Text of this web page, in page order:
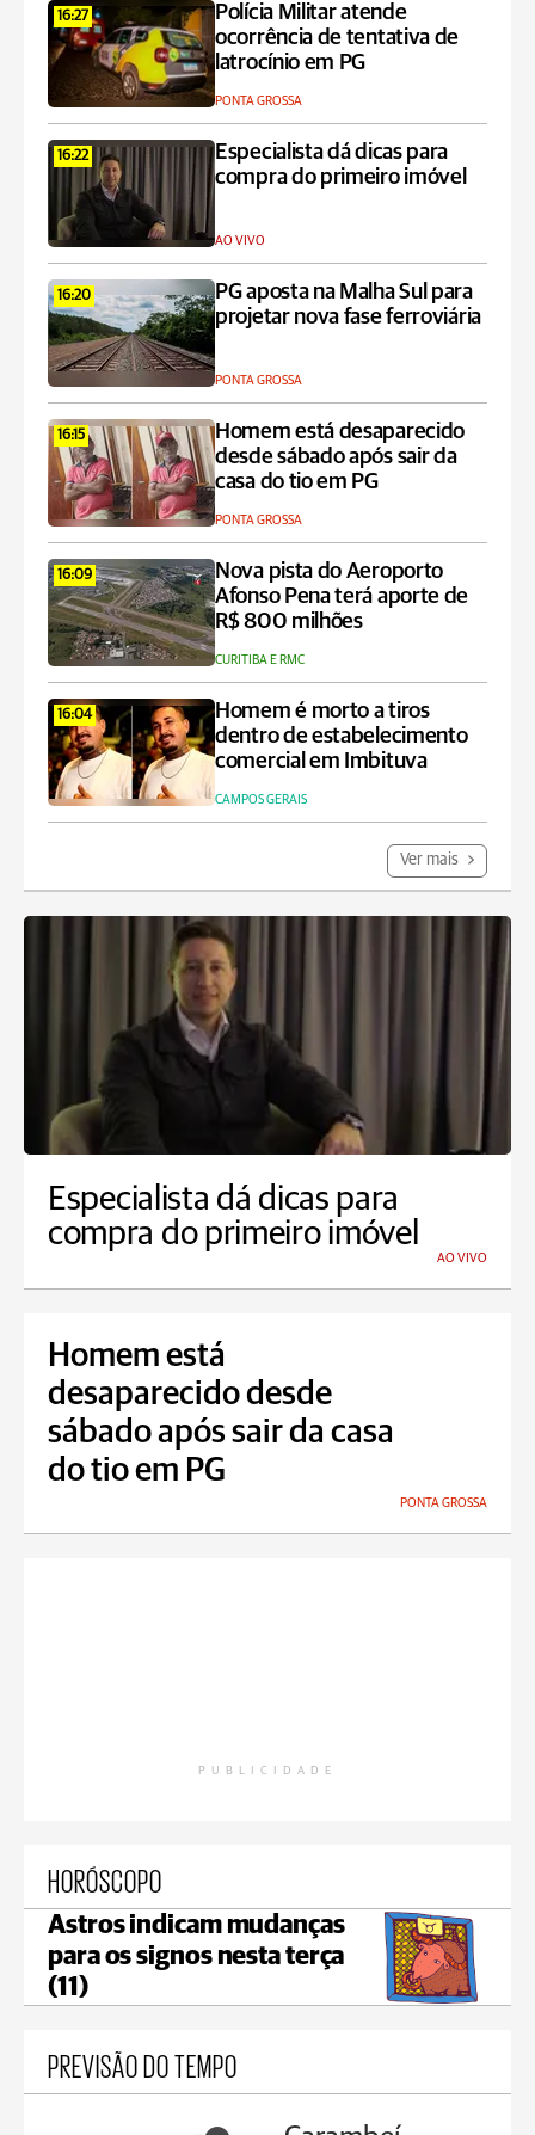
16:27
Polícia Militar atende
ocorrência de tentativa de
latrocínio em PG
PONTA GROSSA
16:22
Especialista dá dicas para
compra do primeiro imóvel
AO VIVO
16:20
PG aposta na Malha Sul para
projetar nova fase ferroviária
PONTA GROSSA
16:15
Homem está desaparecido
desde sábado após sair da
casa do tio em PG
PONTA GROSSA
16:09
Nova pista do Aeroporto
Afonso Pena terá aporte de
R$ 800 milhões
CURITIBA E RMC
16:04
Homem é morto a tiros
dentro de estabelecimento
comercial em Imbituva
CAMPOS GERAIS
Ver mais
Especialista dá dicas para
compra do primeiro imóvel
AO VIVO
Homem está
desaparecido desde
sábado após sair da casa
do tio em PG
PONTA GROSSA
PUBLICIDADE
HORÓSCOPO
Astros indicam mudanças
para os signos nesta terça
(11)
PREVISÃO DO TEMPO